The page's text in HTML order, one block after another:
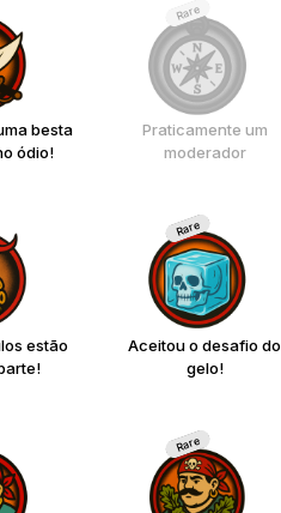
besta
ódio!
Rare
Praticamente um
moderador
estão
Rare
Aceitou o desafio do
gelo!
Rare